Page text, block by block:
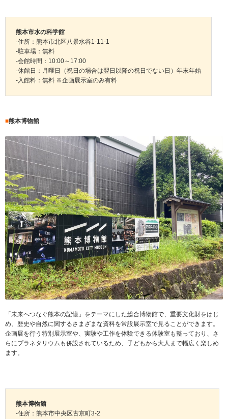
熊本市水の科学館
-住所：熊本市北区八景水谷1-11-1
-駐車場：無料
-会館時間：10:00～17:00
-休館日：月曜日（祝日の場合は翌日以降の祝日でない日）年末年始
-入館料：無料 ※企画展示室のみ有料
■熊本博物館
「未来へつなぐ熊本の記憶」をテーマにした総合博物館で、重要文化財をはじ
め、歴史や自然に関するさまざまな資料を常設展示室で見ることができます。
企画展を行う特別展示室や、実験や工作を体験できる体験室も整っており、さ
らにプラネタリウムも併設されているため、子どもから大人まで幅広く楽しめ
ます。
熊本博物館
-住所：熊本市中央区古京町3-2